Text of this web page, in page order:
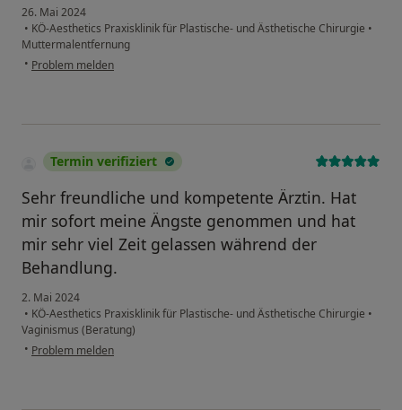
26. Mai 2024
• KÖ-Aesthetics Praxisklinik für Plastische- und Ästhetische Chirurgie •
Muttermalentfernung
• Problem melden
Termin verifiziert
Sehr freundliche und kompetente Ärztin. Hat
mir sofort meine Ängste genommen und hat
mir sehr viel Zeit gelassen während der
Behandlung.
2. Mai 2024
• KÖ-Aesthetics Praxisklinik für Plastische- und Ästhetische Chirurgie •
Vaginismus (Beratung)
• Problem melden